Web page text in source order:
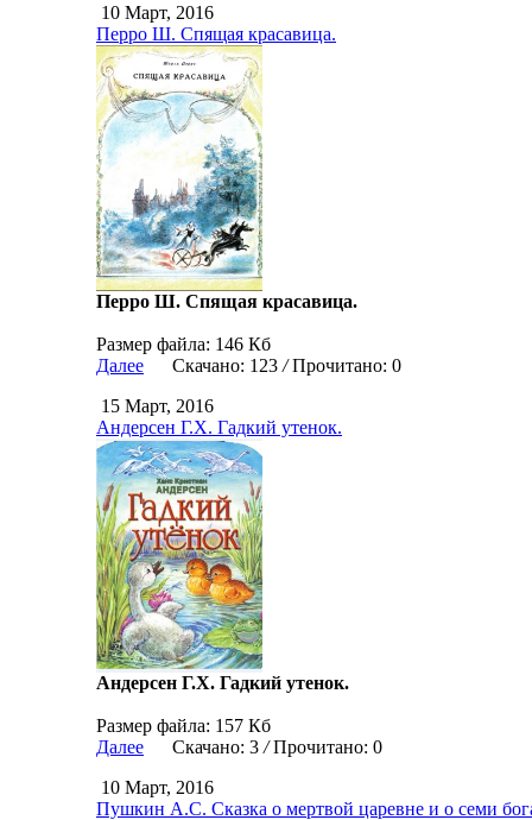
10 Март, 2016
Перро Ш. Спящая красавица.
Перро Ш. Спящая красавица.
Размер файла: 146 Кб
Далее
Скачано: 123 /Прочитано: 0
15 Март, 2016
Андерсен Г.Х. Гадкий утенок.
Андерсен Г.Х. Гадкий утенок.
Размер файла: 157 Кб
Далее
Скачано: 3 /Прочитано: 0
10 Март, 2016
Пушкин А.С. Сказка о мертвой царевне и о семи